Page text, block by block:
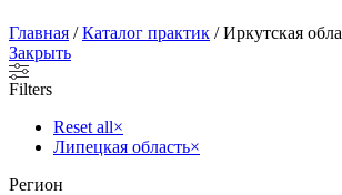
Главная /Каталог практик /Иркутская
Закрыть
Filters
Reset all×
Липецкая область×
Регион